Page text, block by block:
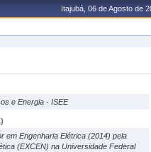
Itajubá, 06 de Agosto de
e Energia - ISEE
em Engenharia Elétrica (2014) pela
(EXCEN) na Universidade Federal